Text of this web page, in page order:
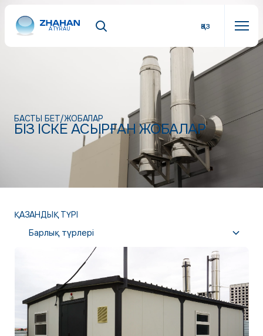
ATYRAU қаз
БАСТЫ БЕТ/ЖОБАЛАР
БІЗ ІСКЕ АСЫРҒАН ЖОБАЛАР
ҚАЗАНДЫҚ ТҮРІ